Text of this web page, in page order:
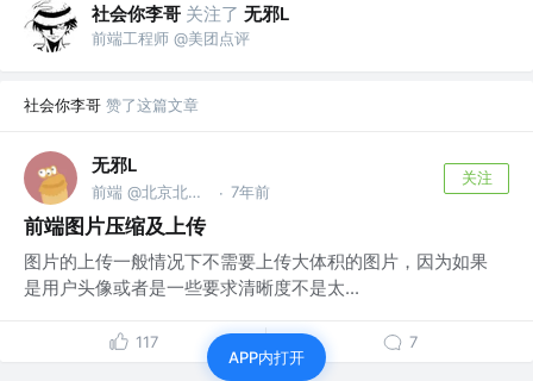
社会你李哥 关注了 无邪L
前端工程师 @美团点评
社会你李哥 赞了这篇文章
无邪L
前端 @北京北大方正电子 · 7年前
关注
前端图片压缩及上传
图片的上传一般情况下不需要上传大体积的图片，因为如果
是用户头像或者是一些要求清晰度不是太...
117 7
APP内打开